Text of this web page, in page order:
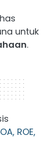
untuk
.
ROE,